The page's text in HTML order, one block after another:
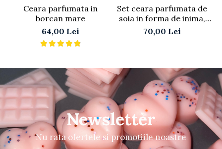
Ceara parfumata in
borcan mare
64,00 Lei
Set ceara parfumata de
soia in forma de inima,
200 g
70,00 Lei
Newsletter
Nu rata ofertele si promotiile noastre